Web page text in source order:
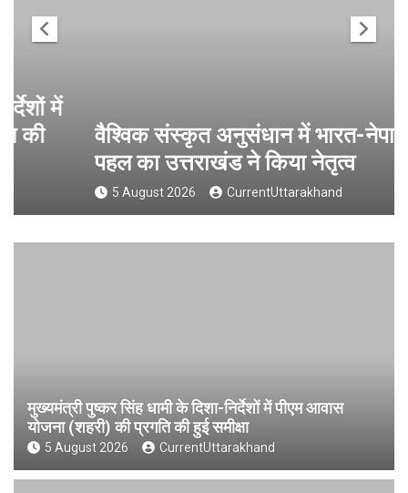
वैश्विक संस्कृत अनुसंधान में भारत-नेपाल
पहल का उत्तराखंड ने किया नेतृत्व
5 August 2026 CurrentUttarakhand
मुख्यमंत्री पुष्कर सिंह धामी के दिशा-निर्देशों में पीएम आवास
योजना (शहरी) की प्रगति की हुई समीक्षा
5 August 2026 CurrentUttarakhand